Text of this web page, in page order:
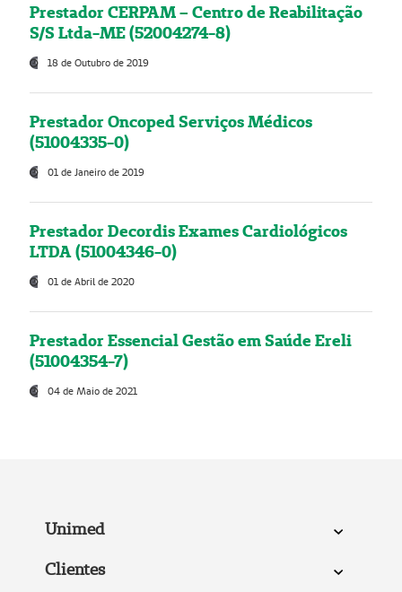
Prestador CERPAM – Centro de Reabilitação
S/S Ltda-ME (52004274-8)
18 de Outubro de 2019
Prestador Oncoped Serviços Médicos
(51004335-0)
01 de Janeiro de 2019
Prestador Decordis Exames Cardiológicos
LTDA (51004346-0)
01 de Abril de 2020
Prestador Essencial Gestão em Saúde Ereli
(51004354-7)
04 de Maio de 2021
Unimed
Clientes